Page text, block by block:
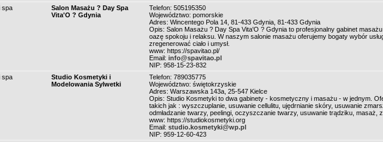
spa
Salon Masażu ? Day Spa
Vita'O ? Gdynia
Telefon: 505195350
Województwo: pomorskie
Adres: Wincentego Pola 14, 81-433 Gdynia, 81-433 Gdynia
Opis: Salon Masażu ? Day Spa Vita'O ? Gdynia to profesjonalny gabinet
oazę spokoju i relaksu. W naszym salonie masażu oferujemy bogaty wybór
zregenerować ciało i umysł.
www: https://spavitao.pl/
Email: info@spavitao.pl
NIP: 958-15-23-832
spa
Studio Kosmetyki i
Modelowania Sylwetki
Telefon: 789035775
Województwo: świętokrzyskie
Adres: Warszawska 143a, 25-547 Kielce
Opis: Studio Kosmetyki to dwa gabinety - kosmetyczny i masażu - w jednym.
takich jak : wyszczuplanie, usuwanie cellulitu, ujędrnianie skóry, usuwanie
odmładzanie twarzy, peelingi, oczyszczanie twarzy, usuwanie trądziku, masaż,
www: https://studiokosmetyki.org
Email: studio.kosmetyki@wp.pl
NIP: 959-12-60-423